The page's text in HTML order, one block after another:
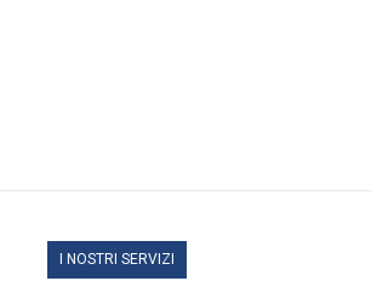
I NOSTRI SERVIZI